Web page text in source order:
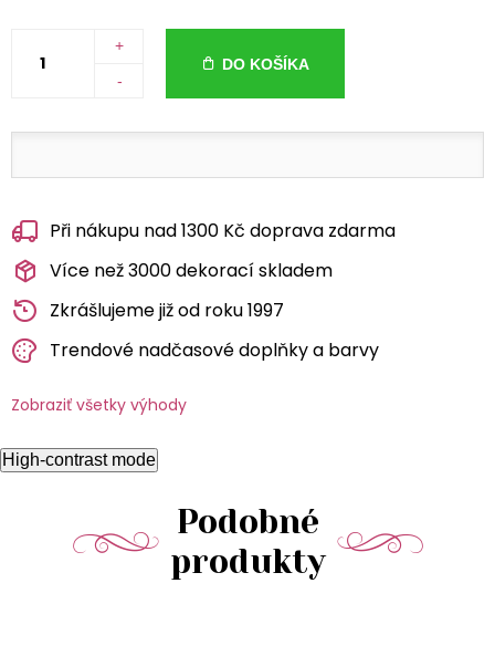
+
-
DO KOŠÍKA
Při nákupu nad 1300 Kč doprava zdarma
Více než 3000 dekorací skladem
Zkrášlujeme již od roku 1997
Trendové nadčasové doplňky a barvy
Zobraziť všetky výhody
High-contrast mode
Podobné
produkty